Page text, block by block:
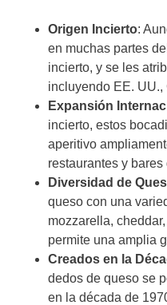
Origen Incierto:
en muchas partes
incierto, y se les
incluyendo EE. UU.,
Expansión
incierto, estos
aperitivo
restaurantes y
Diversidad de
queso con una
mozzarella,
permite una amplia
Creados en la
dedos de queso se
en la década de